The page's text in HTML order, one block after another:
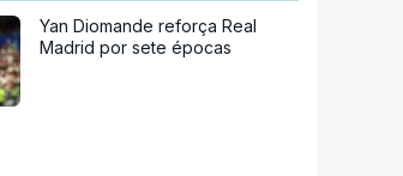
Yan Diomande reforça Real
Madrid por sete épocas